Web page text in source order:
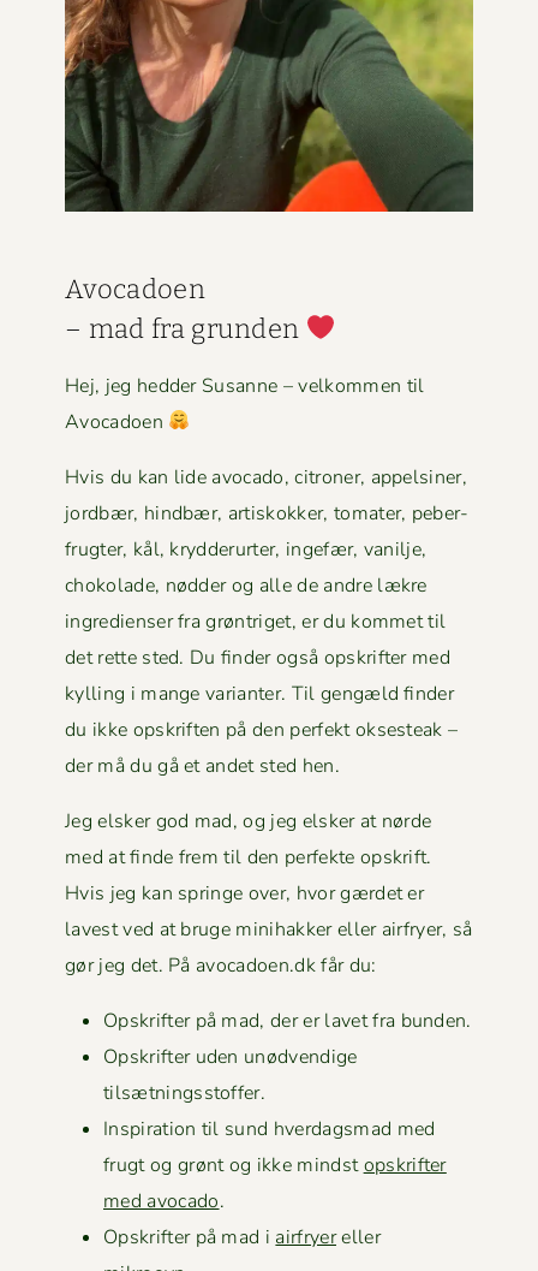
Avo­ca­doen
– mad fra grun­den
Hej, jeg hed­der Susanne – velkom­men til
Avocadoen
Hvis du kan lide avo­ca­do, cit­roner, appelsin­er,
jord­bær, hind­bær, artiskokker, tomater, peber­
frugter, kål, kry­d­derurter, inge­fær, vanil­je,
choko­lade, nød­der og alle de andre lækre
ingre­di­enser fra grøn­triget, er du kom­met til
det rette sted. Du find­er også opskrifter med
kylling i mange vari­anter. Til gengæld find­er
du ikke opskriften på den per­fekt okses­teak –
der må du gå et andet sted hen.
Jeg elsker god mad, og jeg elsker at nørde
med at finde frem til den per­fek­te opskrift.
Hvis jeg kan springe over, hvor gærdet er
lavest ved at bruge mini­hakker eller air­fry­er, så
gør jeg det. På avocadoen.dk får du:
Opskrifter på mad, der er lavet fra bunden.
Opskrifter uden unød­vendi­ge
tilsætningsstoffer.
Inspi­ra­tion til sund hverdags­mad med
frugt og grønt og ikke mindstopskrifter
med avo­ca­do.
Opskrifter på mad i air­fry­ereller